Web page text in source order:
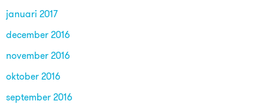
januari 2017
december 2016
november 2016
oktober 2016
september 2016